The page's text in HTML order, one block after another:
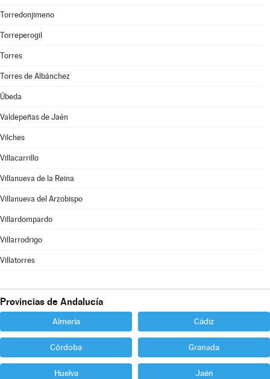
Torredonjimeno
Torreperogil
Torres
Torres de Albánchez
Úbeda
Valdepeñas de Jaén
Vilches
Villacarrillo
Villanueva de la Reina
Villanueva del Arzobispo
Villardompardo
Villarrodrigo
Villatorres
Provincias de Andalucía
Almería Cádiz
Córdoba Granada
Huelva Jaén